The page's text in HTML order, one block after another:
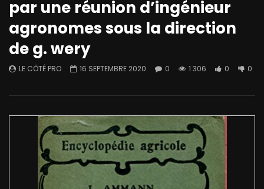
par une réunion d’ingénieur
agronomes sous la direction
de g. wery
LE CÔTÉ PRO 16 SEPTEMBRE 2020 0 1 306 0 0